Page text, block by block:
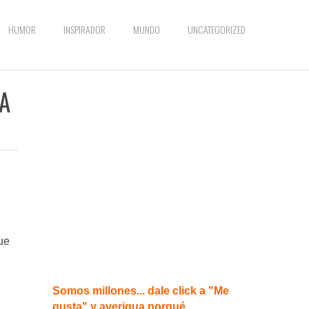
HUMOR INSPIRADOR MUNDO UNCATEGORIZED
Somos millones... dale click a "Me
gusta" y averigua porqué